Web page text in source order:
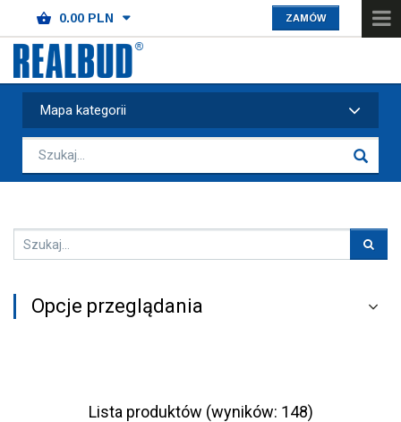
ZAMÓW
Mapa kategorii
Opcje przeglądania
Lista produktów (wyników: 148)